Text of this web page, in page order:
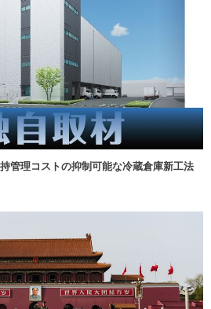
管理コストの抑制可能な冷蔵倉庫新工法